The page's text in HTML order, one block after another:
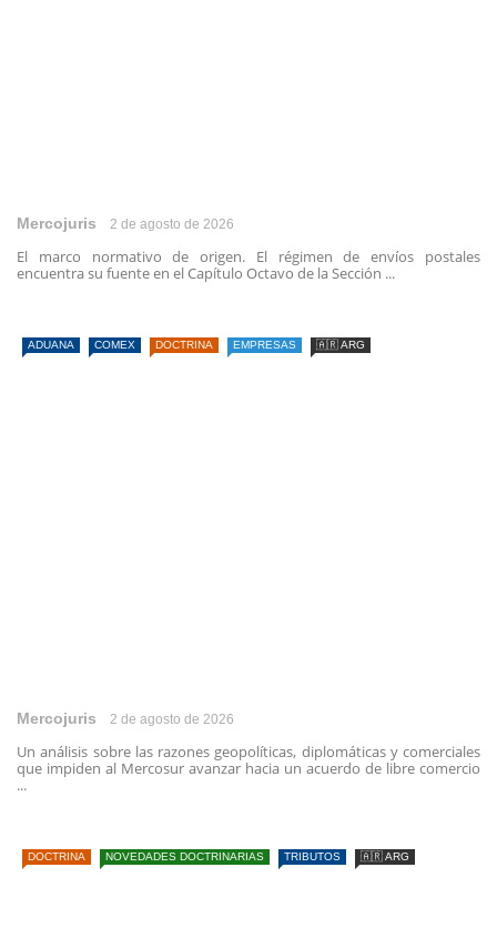
Mercojuris 2 de agosto de 2026
El marco normativo de origen. El régimen de envíos postales
encuentra su fuente en el Capítulo Octavo de la Sección ...
ADUANA COMEX DOCTRINA EMPRESAS 🇦🇷 ARG
Mercojuris 2 de agosto de 2026
Un análisis sobre las razones geopolíticas, diplomáticas y comerciales
que impiden al Mercosur avanzar hacia un acuerdo de libre comercio
...
DOCTRINA NOVEDADES DOCTRINARIAS TRIBUTOS 🇦🇷 ARG